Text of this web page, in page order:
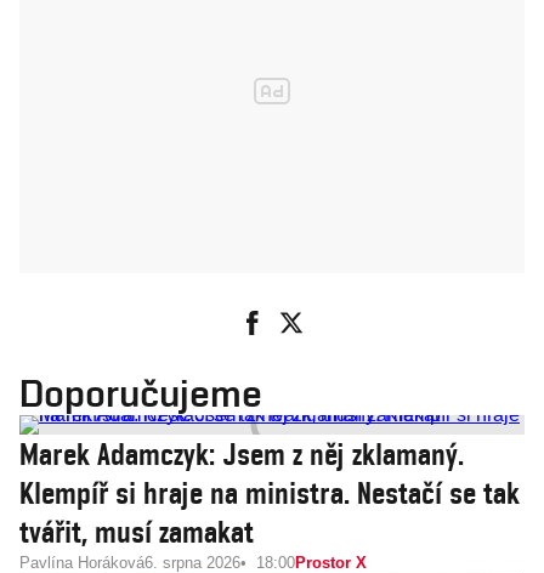
Doporučujeme
Marek Adamczyk: Jsem z něj zklamaný.
Klempíř si hraje na ministra. Nestačí se tak
tvářit, musí zamakat
Pavlína Horáková6. srpna 2026 18:00Prostor X